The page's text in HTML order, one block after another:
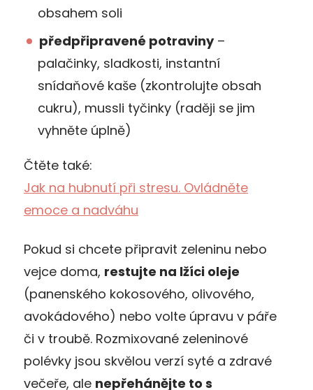
obsahem soli
předpřipravené potraviny–
palačinky, sladkosti, instantní
snídaňové kaše (zkontrolujte obsah
cukru), mussli tyčinky (raději se jim
vyhněte úplně)
Čtěte také:
Jak na hubnutí při stresu. Ovládněte
emoce a nadváhu
Pokud si chcete připravit zeleninu nebo
vejce doma, restujte na lžíci oleje
(panenského kokosového, olivového,
avokádového) nebo volte úpravu v páře
či v troubě. Rozmixované zeleninové
polévky jsou skvělou verzí syté a zdravé
večeře, ale nepřehánějte to s